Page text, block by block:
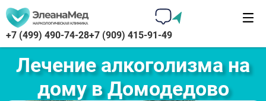
+7 (499) 490-74-28+7 (909) 415-91-49
Лечение алкоголизма на
дому в Домодедово